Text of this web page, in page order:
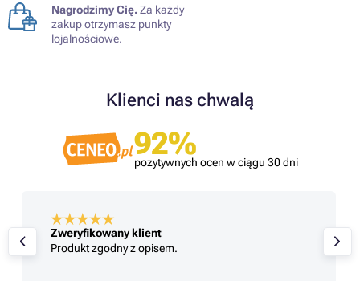
Nagrodzimy Cię.Za każdy
zakup otrzymasz punkty
lojalnościowe.
Klienci nas chwalą
92%
pozytywnych ocen w ciągu 30 dni
Zweryfikowany klient
Produkt zgodny z opisem.